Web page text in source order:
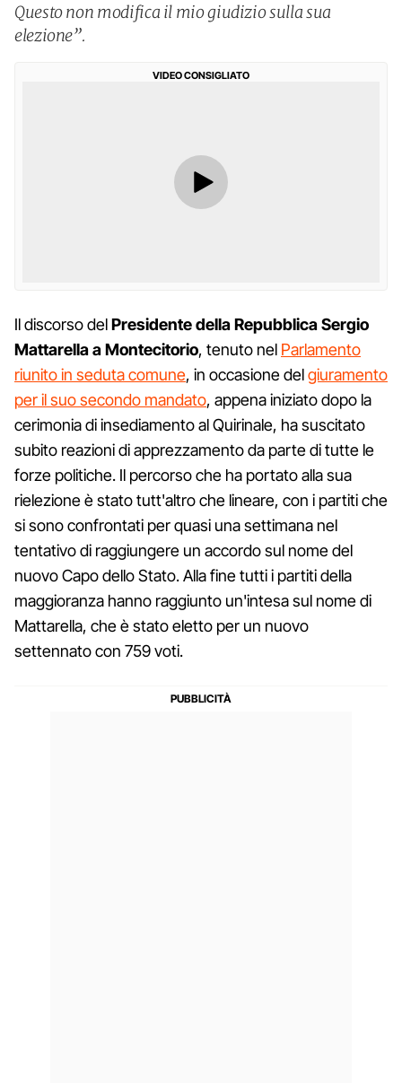
Questo non modifica il mio giudizio sulla sua
elezione”.
VIDEO CONSIGLIATO
Il discorso delPresidente della Repubblica Sergio
Mattarella a Montecitorio, tenuto nel Parlamento
riunito in seduta comune, in occasione delgiuramento
per il suo secondo mandato, appena iniziato dopo la
cerimonia di insediamento al Quirinale, ha suscitato
subito reazioni di apprezzamento da parte di tutte le
forze politiche. Il percorso che ha portato alla sua
rielezione è stato tutt'altro che lineare, con i partiti che
si sono confrontati per quasi una settimana nel
tentativo di raggiungere un accordo sul nome del
nuovo Capo dello Stato. Alla fine tutti i partiti della
maggioranza hanno raggiunto un'intesa sul nome di
Mattarella, che è stato eletto per un nuovo
settennato con 759 voti.